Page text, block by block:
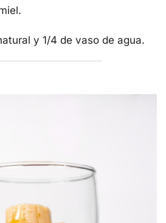
y 1/4 de vaso de agua.